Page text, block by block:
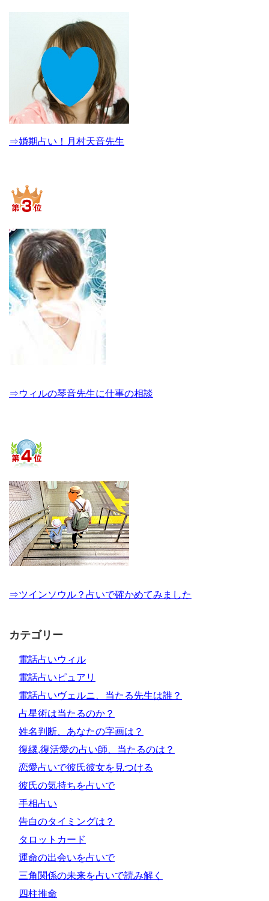
⇒婚期占い！月村天音先生
⇒ウィルの琴音先生に仕事の相談
⇒ツインソウル？占いで確かめてみました
カテゴリー
電話占いウィル
電話占いピュアリ
電話占いヴェルニ、当たる先生は誰？
占星術は当たるのか？
姓名判断、あなたの字画は？
復縁,復活愛の占い師、当たるのは？
恋愛占いで彼氏彼女を見つける
彼氏の気持ちを占いで
手相占い
告白のタイミングは？
タロットカード
運命の出会いを占いで
三角関係の未来を占いで読み解く
四柱推命